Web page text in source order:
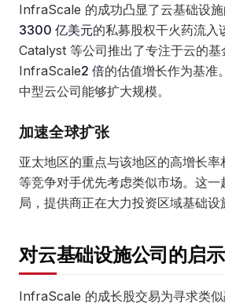
InfraScale 的成功凸显了云基础设
3300 亿美元的私募股权干火药流
Catalyst 等公司推出了专注于云的基
InfraScale2 倍的估值增长作为基准
中型云公司能够扩大规模。
加速全球扩张
亚太地区的重点与该地区的高增长
等竞争对手优先考虑类似市场。这一
局，提供商正在大力投资区域基础设
对云基础设施公司的启示
InfraScale 的成长股交易为寻求类